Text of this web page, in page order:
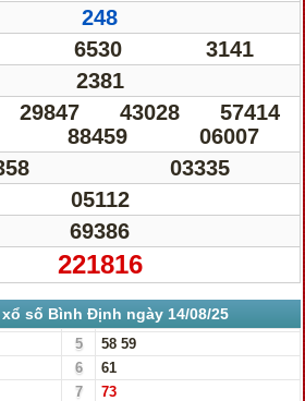
248
6530 3141
2381
29847 43028
57414
88459 06007
03335
05112
69386
221816
số Bình Định ngày 14/08/25
5 58 59
6
61
7
73